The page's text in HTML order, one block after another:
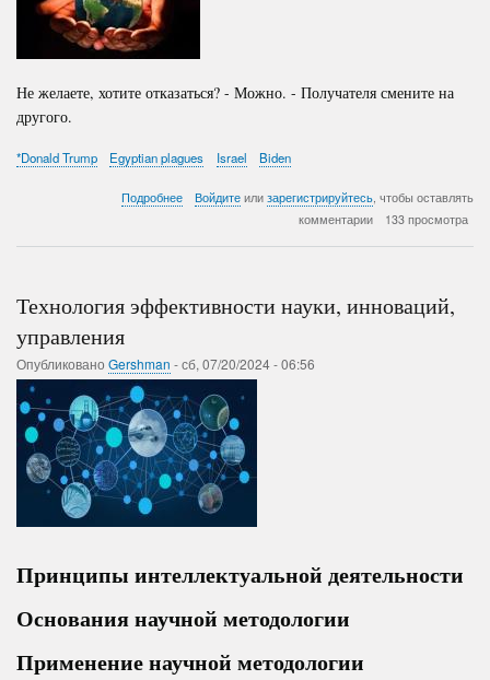
Не желаете, хотите отказаться? - Можно. - Получателя смените на
другого.
*Donald Trump Egyptian plagues Israel Biden
Подробнее
уже
Байден,
получении.
Войдите или зарегистрируйтесь, чтобы оставлять
комментарии
133 просмотра
Технология эффективности науки, инноваций,
управления
Опубликовано Gershman -сб, 07/20/2024 - 06:56
Принципы интеллектуальной деятельности
Основания научной методологии
Применение научной методологии